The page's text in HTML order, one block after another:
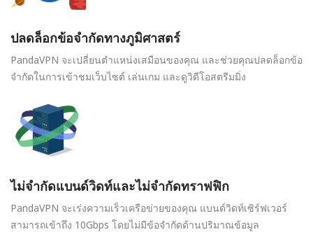
ปลดล็อกข้อจำกัดทางภูมิศาสตร์
PandaVPN จะเปลี่ยนตำแหน่งเสมือนของคุณ และช่วยคุณปลดล็อกข้อ
จำกัดในการเข้าชมเว็บไซต์ เล่นเกม และดูวิดีโอสตรีมมิ่ง
ไม่จำกัดแบนด์วิดท์และไม่จำกัดทราฟฟิก
PandaVPN จะเร่งความเร็วเครือข่ายของคุณ แบนด์วิดท์เซิร์ฟเวอร์
สามารถเข้าถึง 10Gbps โดยไม่มีข้อจำกัดด้านปริมาณข้อมูล